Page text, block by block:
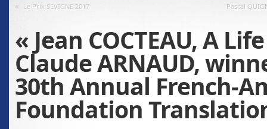
« Le Prix SEVIGNE 2017 Pascal
« Jean COCTEAU, A
Claude ARNAUD,
30th Annual French-
Foundation